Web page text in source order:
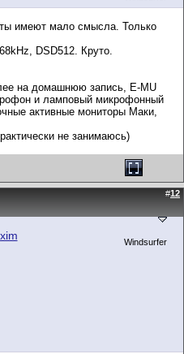
имеют мало смысла. Только
DSD512. Круто.
на домашнюю запись, E-MU
и ламповый микрофонный
активные мониторы Маки,
не занимаюсь)
#12
Windsurfer